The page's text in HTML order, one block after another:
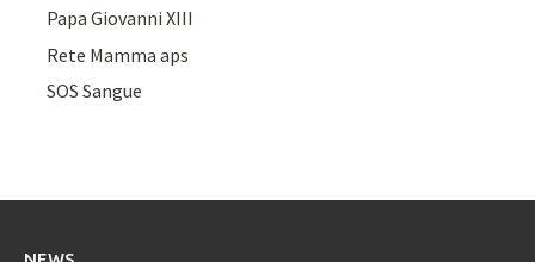
Papa Giovanni XIII
Rete Mamma aps
SOS Sangue